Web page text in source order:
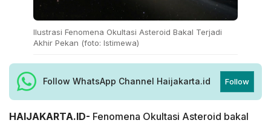
Ilustrasi Fenomena Okultasi Asteroid Bakal Terjadi
Akhir Pekan (foto: Istimewa)
Follow WhatsApp Channel Haijakarta.id Follow
HAIJAKARTA.ID- Fenomena Okultasi Asteroid bakal